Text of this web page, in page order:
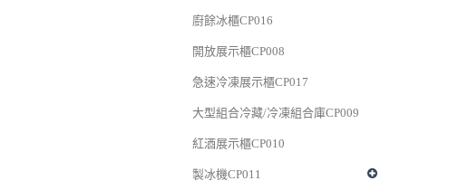
廚餘冰櫃CP016
開放展示櫃CP008
急速冷凍展示櫃CP017
大型組合冷藏/冷凍組合庫CP009
紅酒展示櫃CP010
製冰機CP011